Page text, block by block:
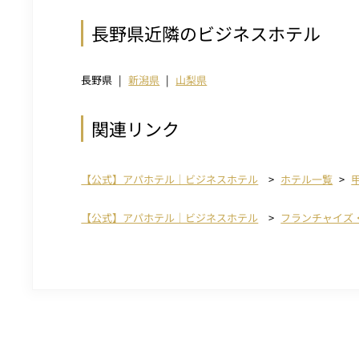
長野県近隣のビジネスホテル
長野県 新潟県 山梨県
関連リンク
【公式】アパホテル｜ビジネスホテル ホテル一覧
【公式】アパホテル｜ビジネスホテル フランチャイズ